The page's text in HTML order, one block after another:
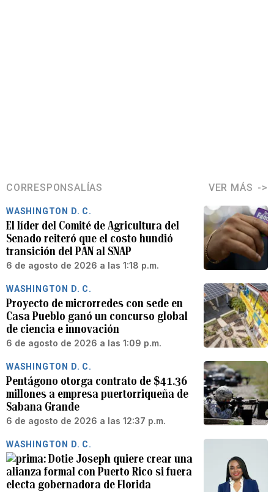
CORRESPONSALÍAS VER MÁS
WASHINGTON D. C.
El líder del Comité de Agricultura del
Senado reiteró que el costo hundió
transición del PAN al SNAP
6 de agosto de 2026 a las 1:18 p.m.
WASHINGTON D. C.
Proyecto de microrredes con sede en
Casa Pueblo ganó un concurso global
de ciencia e innovación
6 de agosto de 2026 a las 1:09 p.m.
WASHINGTON D. C.
Pentágono otorga contrato de $41.36
millones a empresa puertorriqueña de
Sabana Grande
6 de agosto de 2026 a las 12:37 p.m.
WASHINGTON D. C.
Dotie Joseph quiere crear una
alianza formal con Puerto Rico si fuera
electa gobernadora de Florida